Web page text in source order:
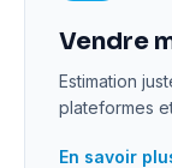
Vendre
Estimation
plateformes
En savoir